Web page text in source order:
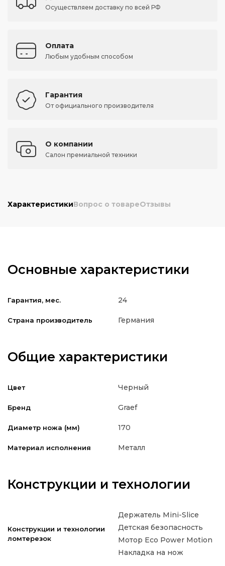
Осуществляем доставку по всей РФ
Оплата
Любым удобным способом
Гарантия
От официального производителя
О компании
Салон премиальной техники
ХарактеристикиВопрос о товареОтзывы
Основные характеристики
Гарантия, мес. 24
Страна производитель Германия
Общие характеристики
Цвет Черный
Бренд Graef
Диаметр ножа (мм) 170
Материал исполнения Металл
Конструкции и технологии
Конструкции и технологии
ломтерезок
Держатель Mini-Slice
Детская безопасность
Мотор Eco Power Motion
Накладка на нож